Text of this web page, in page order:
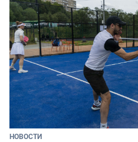
НОВОСТИ